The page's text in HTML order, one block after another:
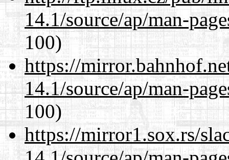
14.1/source/ap/man-
100)
https://
14.1/source/ap/man-
100)
https://mirror1.sox.rs/